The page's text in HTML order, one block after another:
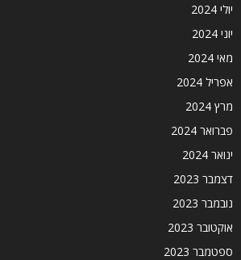
יולי 2024
יוני 2024
מאי 2024
אפריל 2024
מרץ 2024
פברואר 2024
ינואר 2024
דצמבר 2023
נובמבר 2023
אוקטובר 2023
ספטמבר 2023